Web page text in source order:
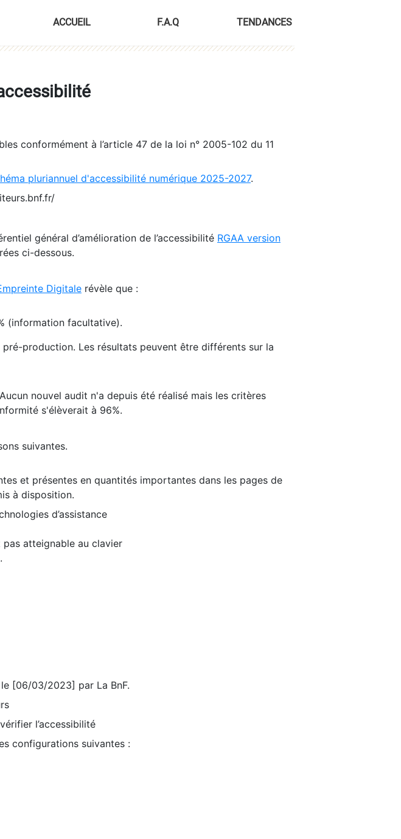
ACCUEIL F.A.Q TENDANCES
conformément à l’article 47 de la loi n° 2005-102 du 11
pluriannuel d'accessibilité numérique 2025-2027.
général d’amélioration de l’accessibilité RGAA version
ci-dessous.
Digitale révèle que :
(information facultative).
production. Les résultats peuvent être différents sur la
nouvel audit n'a depuis été réalisé mais les critères
s'élèverait à 96%.
suivantes.
et présentes en quantités importantes dans les pages de
à disposition.
d’assistance
atteignable au clavier
[06/03/2023] par La BnF.
l’accessibilité
configurations suivantes :